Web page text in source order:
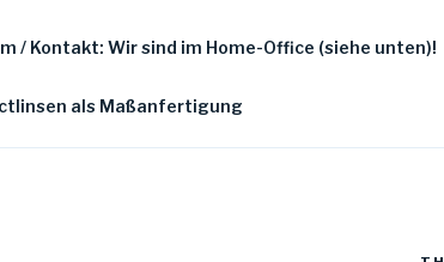
/ Kontakt: Wir sind im Home-Office (siehe unten)!
als Maßanfertigung